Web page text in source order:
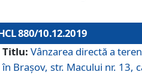
880/10.12.2019
Titlu: Vânzarea directă a
în Brașov, str. Macului nr. 13,